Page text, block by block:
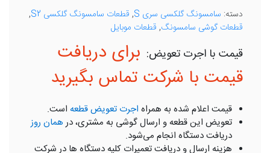
دسته: سامسونگ گلکسی سری S , قطعات سامسونگ گلکسی S2
,
قطعات گوشی سامسونگ, قطعات موبایل
برای دریافت
قیمت با شرکت تماس بگیرید
قیمت اعلام شده به همراه اجرت تعویض قطعه است.
تعویض این قطعه و ارسال گوشی به مشتری، درهمان روز
دریافت دستگاه انجام می‌شود.
هزینه ارسال و دریافت تعمیرات کلیه دستگاه ها در شرکت